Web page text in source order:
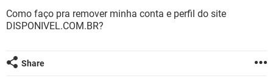
GUIA DE COMPRAS
OUTLOOK EXCEL
INSTAGRAM
Como faço pra remover minha conta e perfil do site
DISPONIVEL.COM.BR?
Share